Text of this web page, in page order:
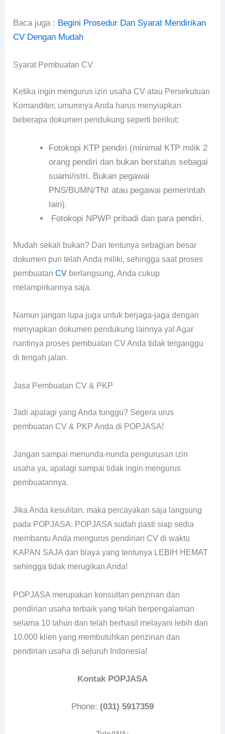
Baca juga : Begini Prosedur Dan Syarat Mendirikan
CV Dengan Mudah
Syarat Pembuatan CV
Ketika ingin mengurus izin usaha CV atau Persekutuan
Komanditer, umumnya Anda harus menyiapkan
beberapa dokumen pendukung seperti berikut:
Fotokopi KTP pendiri (minimal KTP milik 2
orang pendiri dan bukan berstatus sebagai
suami/istri. Bukan pegawai
PNS/BUMN/TNI atau pegawai pemerintah
lain).
Fotokopi NPWP pribadi dan para pendiri.
Mudah sekali bukan? Dan tentunya sebagian besar
dokumen pun telah Anda miliki, sehingga saat proses
pembuatanCV berlangsung, Anda cukup
melampirkannya saja.
Namun jangan lupa juga untuk berjaga-jaga dengan
menyiapkan dokumen pendukung lainnya ya! Agar
nantinya proses pembuatan CV Anda tidak terganggu
di tengah jalan.
Jasa Pembuatan CV & PKP
Jadi apalagi yang Anda tunggu? Segera urus
pembuatan CV & PKP Anda di POPJASA!
Jangan sampai menunda-nunda pengurusan izin
usaha ya, apalagi sampai tidak ingin mengurus
pembuatannya.
Jika Anda kesulitan, maka percayakan saja langsung
pada POPJASA. POPJASA sudah pasti siap sedia
membantu Anda mengurus pendirian CV di waktu
KAPAN SAJA dan biaya yang tentunya LEBIH HEMAT
sehingga tidak merugikan Anda!
POPJASA merupakan konsultan perizinan dan
pendirian usaha terbaik yang telah berpengalaman
selama 10 tahun dan telah berhasil melayani lebih dari
10.000 klien yang membutuhkan perizinan dan
pendirian usaha di seluruh Indonesia!
Kontak POPJASA
Phone: (031) 5917359